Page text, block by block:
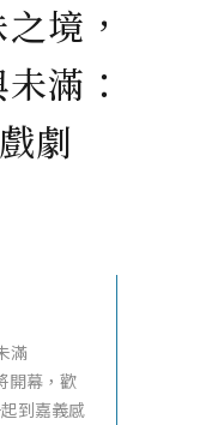
境，
滿：
劇
滿
開幕，歡
到嘉義感